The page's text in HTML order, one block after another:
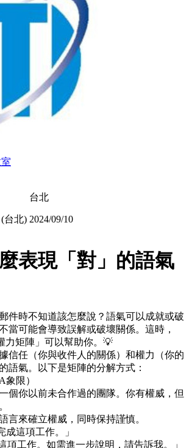
台北)
台北
2024/09/10
表現「對」的語氣
件時不知道該怎麼說？語氣可以成就或破
當可能會導致誤解或破壞關係。這時，
力矩陣」可以幫助你。💡
信任（你與收件人的關係）和權力（你的
語氣。以下是矩陣的分解方式：
限）
個你以前未合作過的團隊。你有權威，但
言來確立權威，同時保持謹慎。
成這項工作。」
項工作。如需進一步說明，請告訴我。」